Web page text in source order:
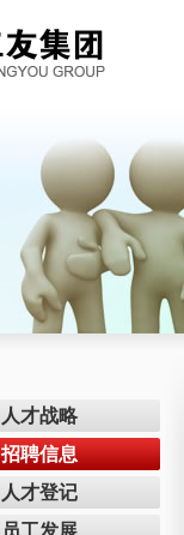
人才战略
招聘信息
人才登记
员工发展